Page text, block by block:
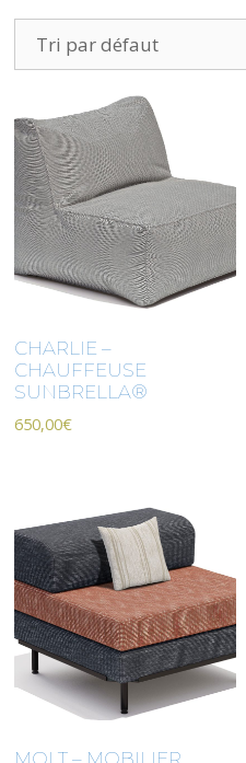
CHARLIE –
CHAUFFEUSE
SUNBRELLA®
650,00€